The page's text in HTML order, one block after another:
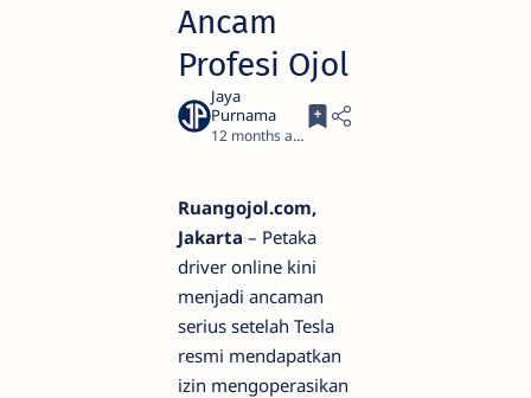
Ancam
Profesi Ojol
12 months ago
Ruangojol.com,
Jakarta – Petaka
driver online kini
menjadi ancaman
serius setelah Tesla
resmi mendapatkan
izin mengoperasikan